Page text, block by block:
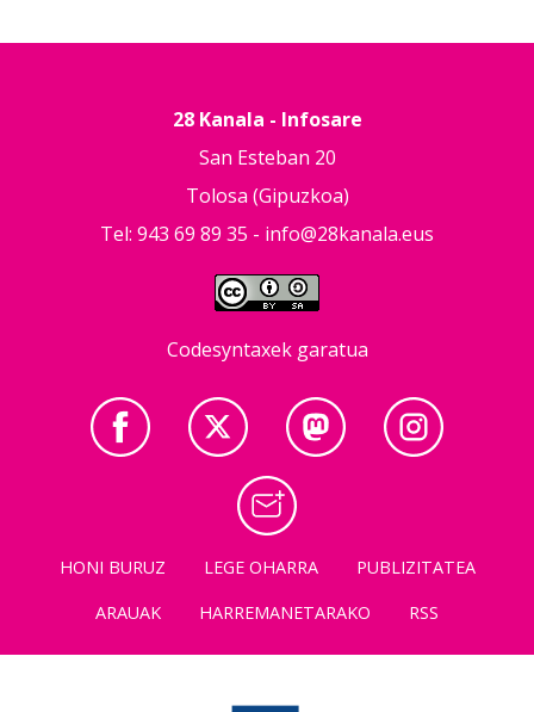
28 Kanala - Infosare
San Esteban 20
Tolosa (Gipuzkoa)
Tel: 943 69 89 35 - info@28kanala.eus
Codesyntaxek garatua
HONI BURUZ LEGE OHARRA
PUBLIZITATEA
ARAUAK
HARREMANETARAKO RSS